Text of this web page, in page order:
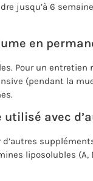
jusqu’à 6
en
Pour un
(pendant la
avec
liposolubles (A,